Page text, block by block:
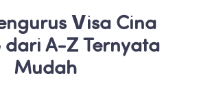
Visa Cina
dari A-Z Ternyata
Mudah